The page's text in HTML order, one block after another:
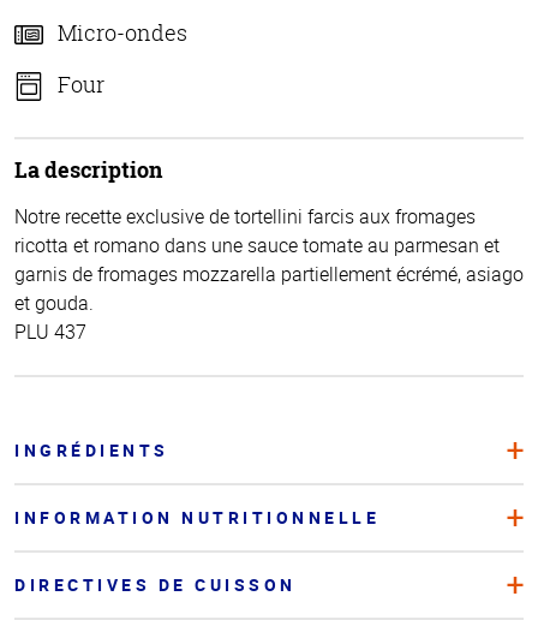
Micro-ondes
Four
La description
Notre recette exclusive de tortellini farcis aux fromages
ricotta et romano dans une sauce tomate au parmesan et
garnis de fromages mozzarella partiellement écrémé, asiago
et gouda.
PLU 437
INGRÉDIENTS
INFORMATION NUTRITIONNELLE
DIRECTIVES DE CUISSON